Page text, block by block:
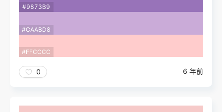
#9873B9
#CAABD8
#FFCCCC
0 6 年前